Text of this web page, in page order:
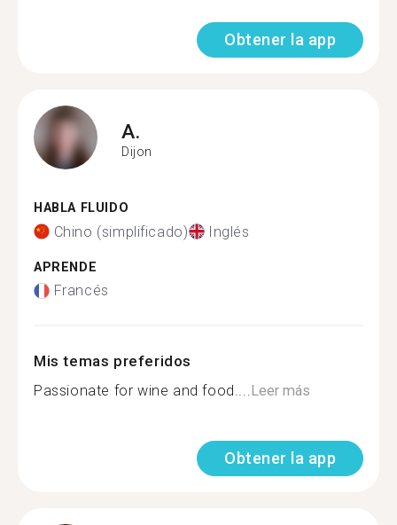
Obtener la app
A.
Dijon
HABLA FLUIDO
Chino (simplificado) Inglés
APRENDE
Francés
Mis temas preferidos
Passionate for wine and food....Leer más
Obtener la app